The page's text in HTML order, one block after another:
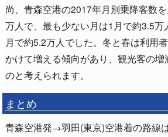
尚、青森空港の2017年月別乗降客数
万人で、最も少ない月は1月で約3.5万
月で約5.2万人でした。冬と春は利用
かけて増える傾向があり、観光客の増
のと考えられます。
まとめ
青森空港発→羽田(東京)空港着の路線